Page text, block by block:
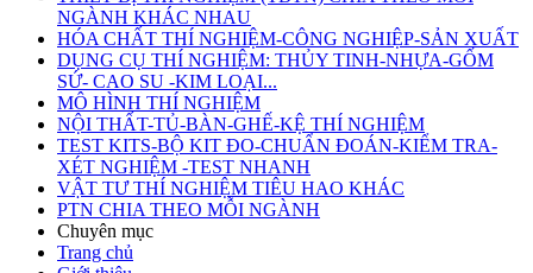
NGÀNH KHÁC NHAU
HÓA CHẤT THÍ NGHIỆM-CÔNG NGHIỆP-SẢN XUẤT
DỤNG CỤ THÍ NGHIỆM: THỦY TINH-NHỰA-GỐM
SỨ- CAO SU -KIM LOẠI...
MÔ HÌNH THÍ NGHIỆM
NỘI THẤT-TỦ-BÀN-GHẾ-KỆ THÍ NGHIỆM
TEST KITS-BỘ KIT ĐO-CHUẨN ĐOÁN-KIỂM TRA-
XÉT NGHIỆM -TEST NHANH
VẬT TƯ THÍ NGHIỆM TIÊU HAO KHÁC
PTN CHIA THEO MỖI NGÀNH
Chuyên mục
Trang chủ